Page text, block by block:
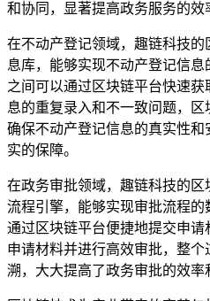
和协同，显著提高政务服务的效
在不动产登记领域，趣链科技
息库，能够实现不动产登记信息
之间可以通过区块链平台快速
息的重复录入和不一致问题，
确保不动产登记信息的真实性
实的保障。
在政务审批领域，趣链科技的
流程引擎，能够实现审批流程
通过区块链平台便捷地提交申
申请材料并进行高效审批，整
溯，大大提高了政务审批的效率